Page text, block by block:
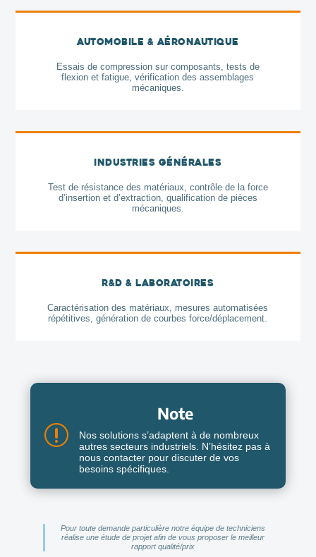
Automobile & Aéronautique
Essais de compression sur composants, tests de
flexion et fatigue, vérification des assemblages
mécaniques.
Industries générales
Test de résistance des matériaux, contrôle de la force
d’insertion et d’extraction, qualification de pièces
mécaniques.
R&D & Laboratoires
Caractérisation des matériaux, mesures automatisées
répétitives, génération de courbes force/déplacement.
r
Note
Nos solutions s’adaptent à de nombreux
autres secteurs industriels. N’hésitez pas à
nous contacter pour discuter de vos
besoins spécifiques.
Pour toute demande particulière notre équipe de techniciens
réalise une étude de projet afin de vous proposer le meilleur
rapport qualité/prix